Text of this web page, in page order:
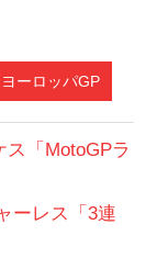
ヨーロッパGP
「MotoGPラ
ーレス「3連